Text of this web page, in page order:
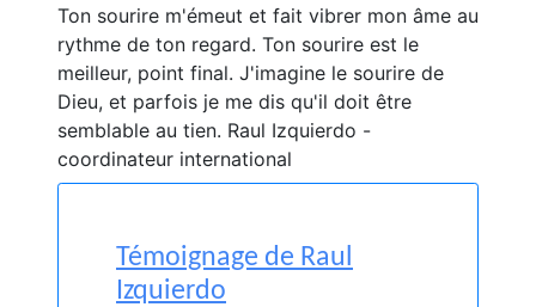
Ton sourire m'émeut et fait vibrer mon âme au
rythme de ton regard. Ton sourire est le
meilleur, point final. J'imagine le sourire de
Dieu, et parfois je me dis qu'il doit être
semblable au tien. Raul Izquierdo -
coordinateur international
Témoignage de Raul
Izquierdo